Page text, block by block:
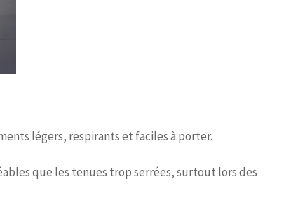
légers, respirants et faciles à porter.
que les tenues trop serrées, surtout lors des